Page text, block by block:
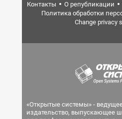
Контакты
О републикации
Политика обработки
Change privacy
«Открытые системы» -
издательство, выпускающее